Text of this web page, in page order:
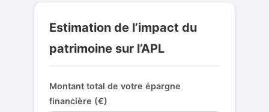
Estimation de l’impact du
patrimoine sur l’APL
Montant total de votre épargne
financière (€)